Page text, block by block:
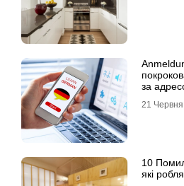
за
21
10
які